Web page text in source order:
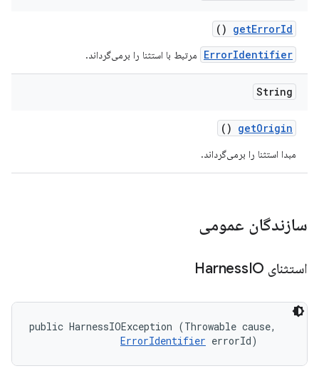
getErrorId
()
ErrorIdentifier
مرتبط با استثنا را برمی‌گرداند.
String
getOrigin
()
مبدا استثنا را برمی‌گرداند.
سازندگان عمومی
استثنای Harness IO
public HarnessIOException (Throwable cause,
ErrorIdentifier errorId)